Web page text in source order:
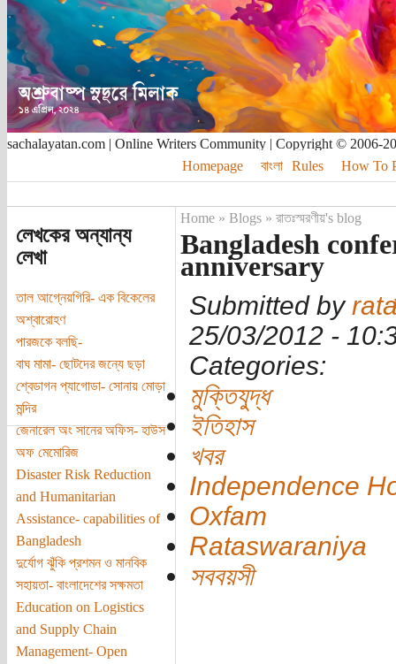
sachalayatan.com | Online Writers Community | Copyright © 2006-
Homepage
বাংলা Rules How To
লেখকের অন্যান্য
লেখা
তাল আগ্নেয়গিরি- এক বিকেলের
অশ্বারোহণ
পারজকে বলছি-
বাঘ মামা- ছোটদের জন্যে ছড়া
শ্বেডাগন প্যাগোডা- সোনায় মোড়া
মন্দির
জেনারেল অং সানের অফিস- হাউস
অফ মেমোরিজ
Disaster Risk Reduction
and Humanitarian
Assistance- capabilities of
Bangladesh
দুর্যোগ ঝুঁকি প্রশমন ও মানবিক
সহায়তা- বাংলাদেশের সক্ষমতা
Education on Logistics
and Supply Chain
Management- Open
Home» Blogs» রাতঃস্মরণীয়'s blog
Bangladesh
anniversary
Submitted by
25/03/2012 -
Categories:
মুক্তিযুদ্ধ
ইতিহাস
খবর
Independence
Oxfam
Rataswaraniya
সববয়সী